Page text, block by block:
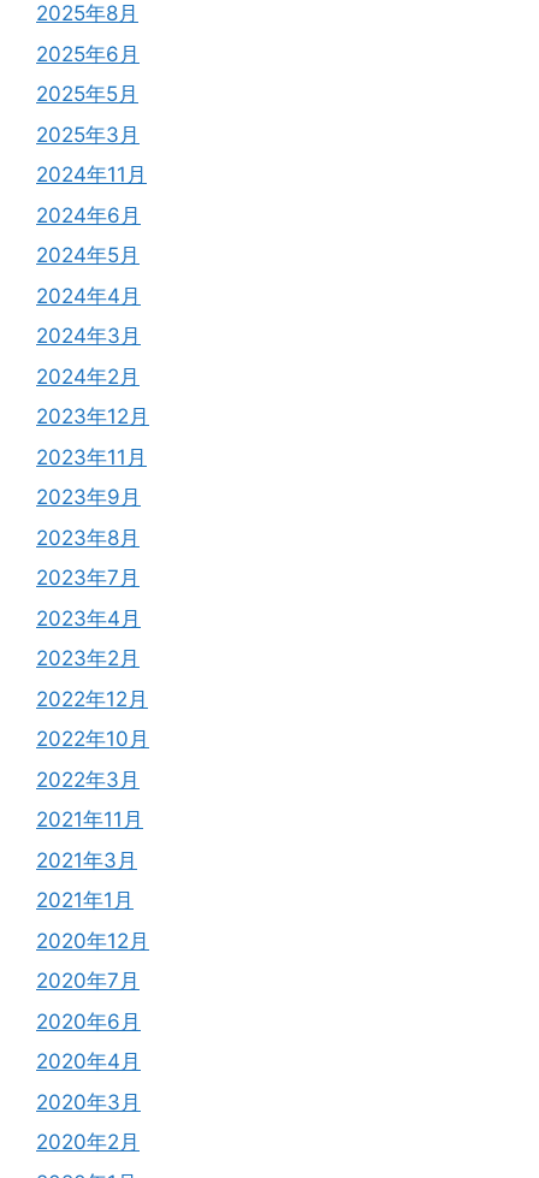
2025年8月
2025年6月
2025年5月
2025年3月
2024年11月
2024年6月
2024年5月
2024年4月
2024年3月
2024年2月
2023年12月
2023年11月
2023年9月
2023年8月
2023年7月
2023年4月
2023年2月
2022年12月
2022年10月
2022年3月
2021年11月
2021年3月
2021年1月
2020年12月
2020年7月
2020年6月
2020年4月
2020年3月
2020年2月